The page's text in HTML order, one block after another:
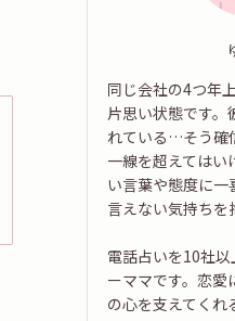
同じ会社の4つ年
片思い状態です。
れている…そう確
一線を超えてはい
い言葉や態度に一
言えない気持ちを
電話占いを10社
ーママです。恋愛
の心を支えてくれ